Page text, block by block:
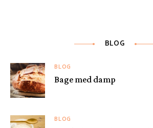
BLOG
BLOG
Bage med damp
BLOG